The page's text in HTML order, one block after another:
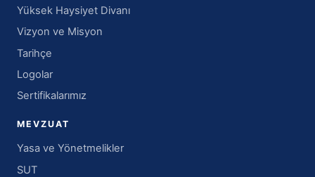
Yüksek Haysiyet Divanı
Vizyon ve Misyon
Tarihçe
Logolar
Sertifikalarımız
MEVZUAT
Yasa ve Yönetmelikler
SUT